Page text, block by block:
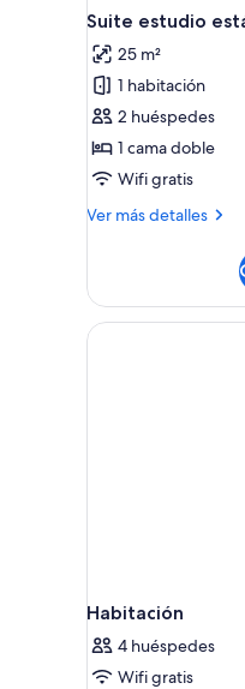
Suite estudio
25 m²
1 habitación
2 huéspedes
1 cama doble
Wifi gratis
Ver más detalles
Más
estudio
estándar
Habitación
4 huéspedes
Wifi gratis